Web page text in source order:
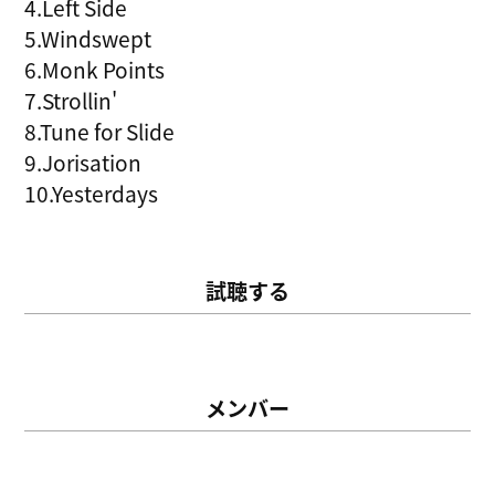
4.Left Side
5.Windswept
6.Monk Points
7.Strollin'
8.Tune for Slide
9.Jorisation
10.Yesterdays
試聴する
メンバー